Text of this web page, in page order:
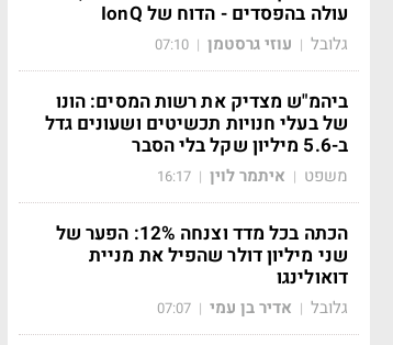
עולה בהפסדים - הדוח של IonQ
גלובל | עוזי גרסטמן |
07:10
ביהמ"ש מצדיק את רשות המסים: הונו
של בעלי חנויות תכשיטים ושעונים גדל
ב-5.6 מיליון שקל בלי הסבר
משפט | איתמר לוין |
16:17
הכתה בכל מדד וצנחה 12%: הפער של
שני מיליון דולר שהפיל את מניית
דואולינגו
גלובל | אדיר בן עמי |
07:07